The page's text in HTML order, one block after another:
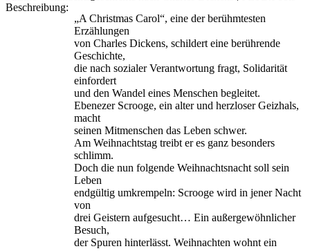
Beschreibung:
„A Christmas Carol“, eine der berühmtesten
Erzählungen
von Charles Dickens, schildert eine berührende
Geschichte,
die nach sozialer Verantwortung fragt, Solidarität
einfordert
und den Wandel eines Menschen begleitet.
Ebenezer Scrooge, ein alter und herzloser Geizhals,
macht
seinen Mitmenschen das Leben schwer.
Am Weihnachtstag treibt er es ganz besonders
schlimm.
Doch die nun folgende Weihnachtsnacht soll sein
Leben
endgültig umkrempeln: Scrooge wird in jener Nacht
von
drei Geistern aufgesucht… Ein außergewöhnlicher
Besuch,
der Spuren hinterlässt. Weihnachten wohnt ein